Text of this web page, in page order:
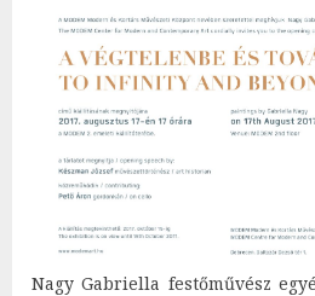
Nagy Gabriella festőművész